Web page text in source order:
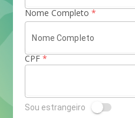
Nome Completo *
CPF *
Sou estrangeiro